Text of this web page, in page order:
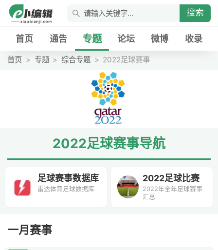
搜索
首页 通告 专题 论坛 微博 收录
首页 专题 综合专题 2022足球赛事
2022足球赛事导航
足球赛事数据库
雷达体育足球数据库
2022足球比赛
2022年全年足球赛事
汇总
一月赛事